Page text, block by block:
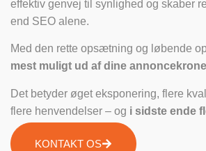
effektiv genvej til synlighed og skaber
end SEO alene.
Med den rette opsætning og løbende
mest muligt ud af dine
Det betyder øget eksponering, flere
flere henvendelser – og i sidste ende
KONTAKT OS